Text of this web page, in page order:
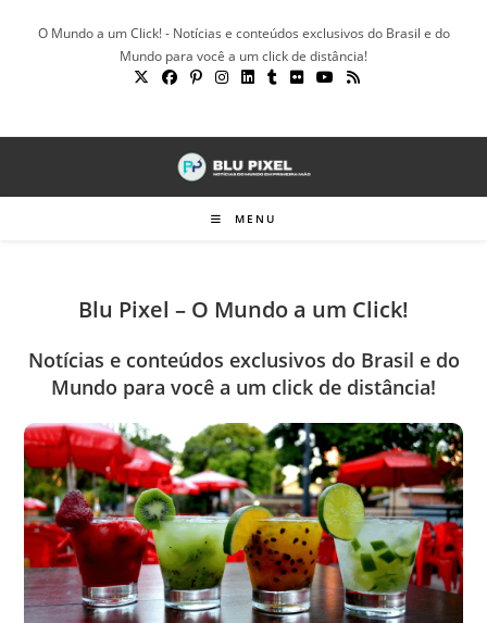
O Mundo a um Click! - Notícias e conteúdos exclusivos do Brasil e do
Mundo para você a um click de distância!
MENU
Blu Pixel – O Mundo a um Click!
Notícias e conteúdos exclusivos do Brasil e do
Mundo para você a um click de distância!